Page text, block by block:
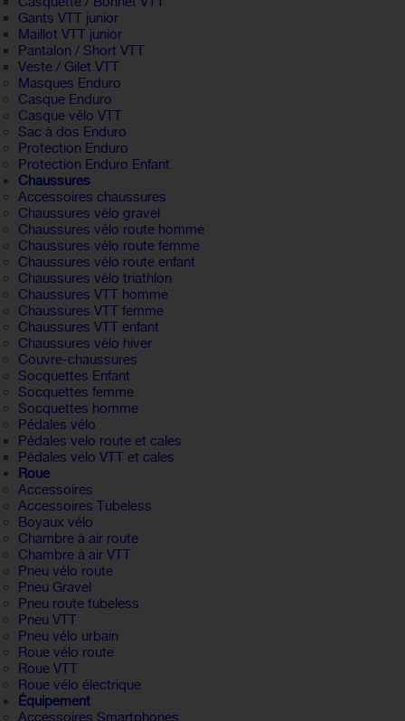
Gants VTT junior
Maillot VTT junior
Pantalon / Short VTT
Veste / Gilet VTT
Masques Enduro
Casque Enduro
Casque vélo VTT
Sac à dos Enduro
Protection Enduro
Protection Enduro Enfant
Chaussures
Accessoires chaussures
Chaussures vélo gravel
Chaussures vélo route homme
Chaussures vélo route femme
Chaussures vélo route enfant
Chaussures vélo triathlon
Chaussures VTT homme
Chaussures VTT femme
Chaussures VTT enfant
Chaussures vélo hiver
Couvre-chaussures
Socquettes Enfant
Socquettes femme
Socquettes homme
Pédales vélo
Pédales velo route et cales
Pédales velo VTT et cales
Roue
Accessoires
Accessoires Tubeless
Boyaux vélo
Chambre à air route
Chambre à air VTT
Pneu vélo route
Pneu Gravel
Pneu route tubeless
Pneu VTT
Pneu vélo urbain
Roue vélo route
Roue VTT
Roue vélo électrique
Équipement
Accessoires Smartphones